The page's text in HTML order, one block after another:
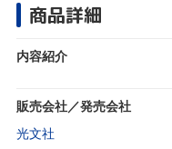
商品詳細
内容紹介
販売会社／発売会社
光文社